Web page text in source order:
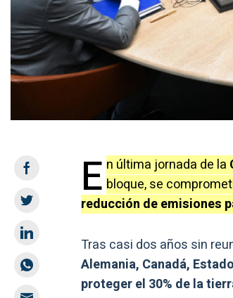
E n última jornada de la
bloque, se
reducción de emisiones
Tras casi dos años sin
Alemania, Canadá,
proteger el 30% de la